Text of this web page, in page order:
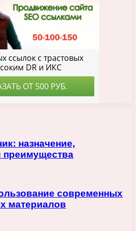
назначение,
преимущества
современных
материалов